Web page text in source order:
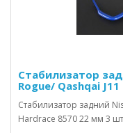
Стабилизатор
Rogue/ Qashqai
Стабилизатор задний
Hardrace 8570 22 мм 3